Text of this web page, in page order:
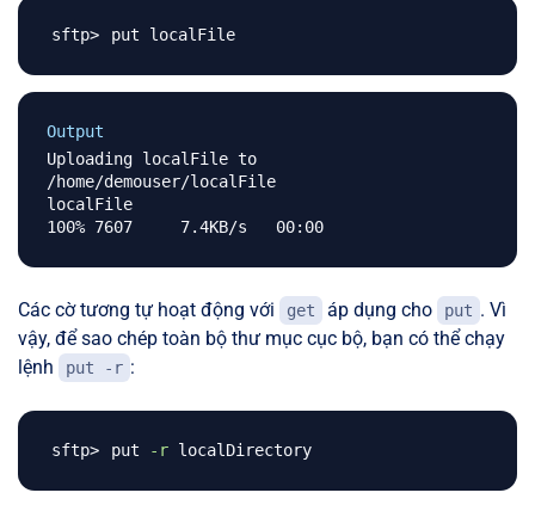
Output
Uploading localFile to
/home/demouser/localFile
localFile
Các cờ tương tự hoạt động với get áp dụng cho put . Vì
vậy, để sao chép toàn bộ thư mục cục bộ, bạn có thể chạy
lệnh
put -r :
put -r